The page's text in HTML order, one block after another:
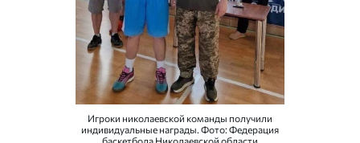
Игроки николаевской команды получили
индивидуальные награды. Фото: Федерация
баскетбола Николаевской области